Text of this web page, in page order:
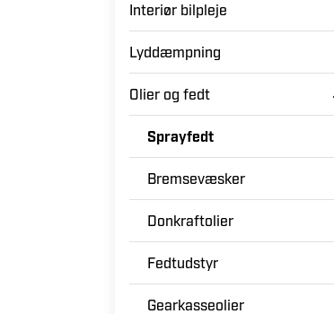
Interiør bilpleje
Lyddæmpning
Olier og fedt
Sprayfedt
Bremsevæsker
Donkraftolier
Fedtudstyr
Gearkasseolier